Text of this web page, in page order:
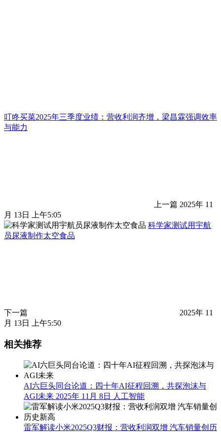
叮咚买菜2025年三季度业绩：营收利润齐增，梁昌霖强调效率
与能力
上一篇 2025年 11
月 13日 上午5:05
科学家测试用宇航
员尿液制作太空食品
下一篇
2025年 11
月 13日 上午5:50
相关推荐
AI六巨头同台论道：四十年AI征程回溯，共探泡沫与
AGI未来 2025年 11月 8日 人工智能
雷军解读小米2025Q3财报：营收利润双增 汽车销量创历